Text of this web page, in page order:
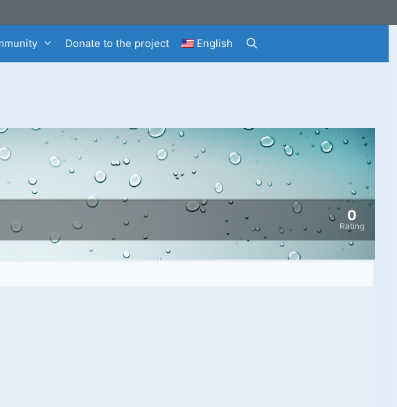
Donate to the project English
Rating
0